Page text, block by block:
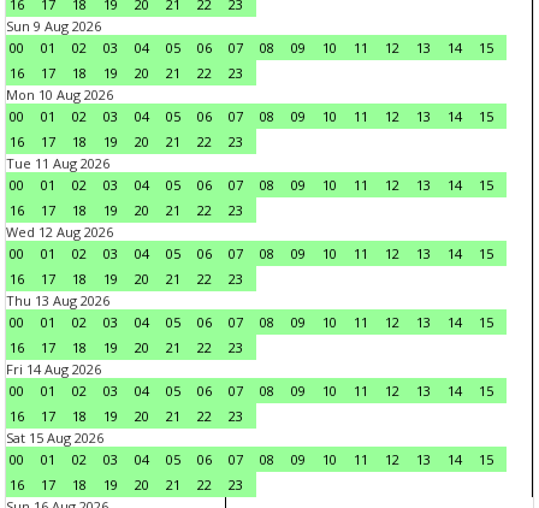
16
17 18 19 20 21 22
23
Sun 9 Aug 2026
00
01 02 03 04 05 06 07 08 09 10 11 12 13 14
15
16
17 18 19 20 21 22
23
Mon 10 Aug 2026
00
01 02 03 04 05 06 07 08 09 10 11 12 13 14
15
16
17 18 19 20 21 22
23
Tue 11 Aug 2026
00
01 02 03 04 05 06 07 08 09 10 11 12 13 14
15
16
17 18 19 20 21 22
23
Wed 12 Aug 2026
00
01 02 03 04 05 06 07 08 09 10 11 12 13 14
15
16
17 18 19 20 21 22
23
Thu 13 Aug 2026
00
01 02 03 04 05 06 07 08 09 10 11 12 13 14
15
16
17 18 19 20 21 22
23
Fri 14 Aug 2026
00
01 02 03 04 05 06 07 08 09 10 11 12 13 14
15
16
17 18 19 20 21 22
23
Sat 15 Aug 2026
00
01 02 03 04 05 06 07 08 09 10 11 12 13 14
15
16
17 18 19 20 21 22
23